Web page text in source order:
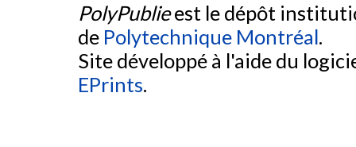
PolyPublieest le dépôt
de Polytechnique Montréal.
Site développé à l'aide du
EPrints.